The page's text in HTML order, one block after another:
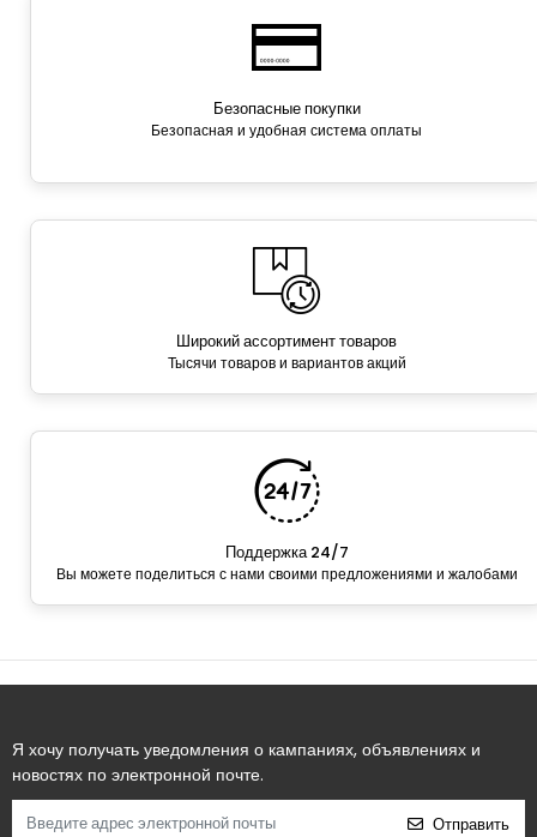
Безопасные покупки
Безопасная и удобная система оплаты
Широкий ассортимент товаров
Тысячи товаров и вариантов акций
Поддержка 24/7
Вы можете поделиться с нами своими предложениями и жалобами
Я хочу получать уведомления о кампаниях, объявлениях и
новостях по электронной почте.
Отправить